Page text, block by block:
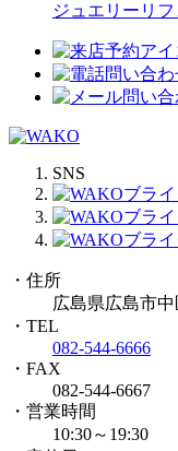
ジュエリーリ
SNS
・住所
広島県広島市中
・TEL
082-544-6666
・FAX
082-544-6667
・営業時間
10:30～19:30